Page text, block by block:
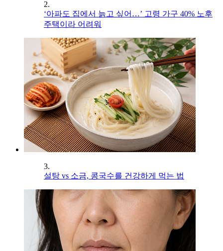
2.
‘아파도 집에서 늙고 싶어…’ 고령 가구 40% 노후
주택이라 어려워
3.
설탕 vs 소금, 콩국수를 건강하게 먹는 법